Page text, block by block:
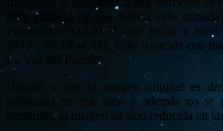
sido editada
, y que habría sido
PowerShot SX130 IS
con fecha y hora
2014 10:18
:44 AM.
Esto coincide con
La Voz del Pueblo.
Debido a que la imagen original es
publicada en este sitio y además no se
presentes, la imagen ha sido reducida en